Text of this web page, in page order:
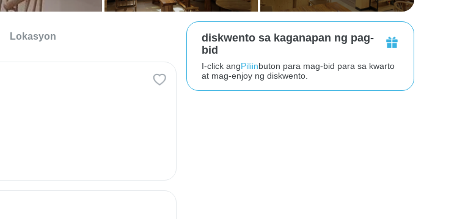
Lokasyon
diskwento sa kaganapan ng pag-
bid
I-click angPiliinbuton para mag-bid para sa kwarto
at mag-enjoy ng diskwento.